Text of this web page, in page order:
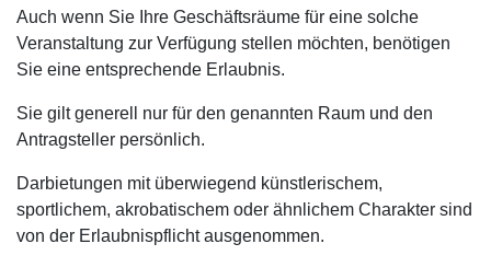
Auch wenn Sie Ihre Geschäftsräume für eine solche
Veranstaltung zur Verfügung stellen möchten, benötigen
Sie eine entsprechende Erlaubnis.
Sie gilt generell nur für den genannten Raum und den
Antragsteller persönlich.
Darbietungen mit überwiegend künstlerischem,
sportlichem, akrobatischem oder ähnlichem Charakter sind
von der Erlaubnispflicht ausgenommen.